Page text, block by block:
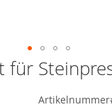
für
Artikelnummer